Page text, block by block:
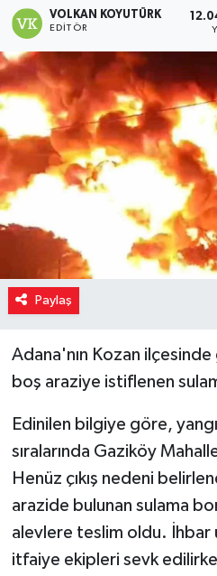
VOLKAN KOYUTÜRK
EDITÖR
Paylaş
Adana'nın Kozan ilçesinde
boş araziye istiflenen
Edinilen bilgiye göre,
sıralarında Gaziköy
Henüz çıkış nedeni
arazide bulunan sulama
alevlere teslim oldu. İhbar
itfaiye ekipleri sevk
Resmi İlanlar
Sağlık
Siyaset
Spor
Yaşam
Yerel Yönetimler
Yurttan